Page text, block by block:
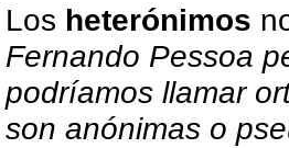
Los heterónimos
Fernando Pessoa
podríamos llamar
son anónimas o